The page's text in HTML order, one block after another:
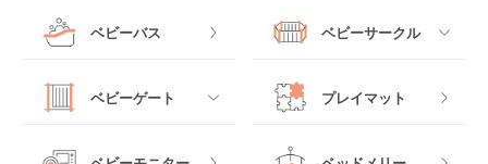
クーファン
マットレス・布団
ベビーベッドその他
ベビーカーその他
ジュニアシート
チャイルドシートその
他
ロッキングタイプ テーブルチェア
すべて
ベビーバス ベビーサークル
すべて
ベビーゲート
すべて
プレイマット